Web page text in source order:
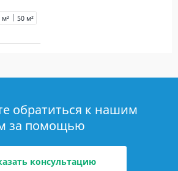
м² 50 м²
обратиться к нашим
за помощью
консультацию